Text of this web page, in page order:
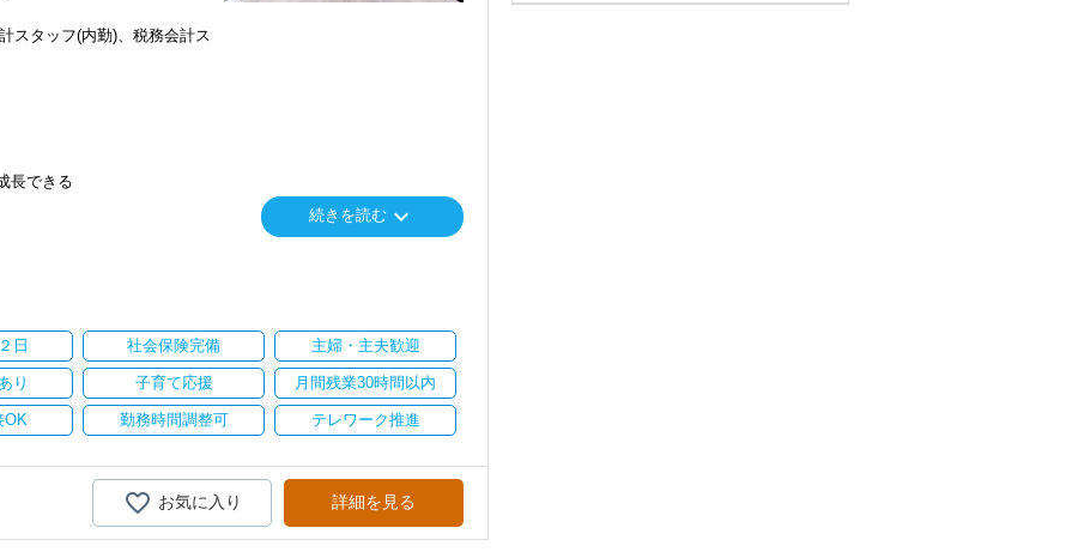
スタッフ(内勤)、税務会計ス
長できる
続きを読む keyboard_arrow_down
日 社会保険完備 主婦・主夫歓迎
り 子育て応援 月間残業30時間以内
OK 勤務時間調整可 テレワーク推進
詳細を見る
お気に入り